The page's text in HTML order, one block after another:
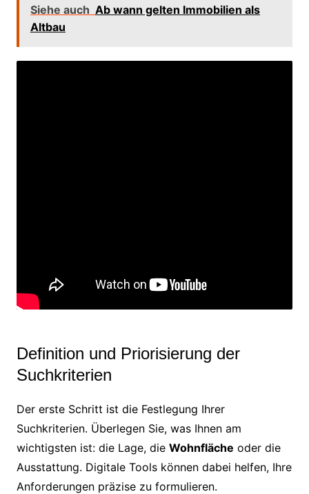
Siehe auch Ab wann gelten Immobilien als
Altbau
Definition und Priorisierung der
Suchkriterien
Der erste Schritt ist die Festlegung Ihrer
Suchkriterien. Überlegen Sie, was Ihnen am
wichtigsten ist: die Lage, die Wohnfläche oder die
Ausstattung. Digitale Tools können dabei helfen, Ihre
Anforderungen präzise zu formulieren.